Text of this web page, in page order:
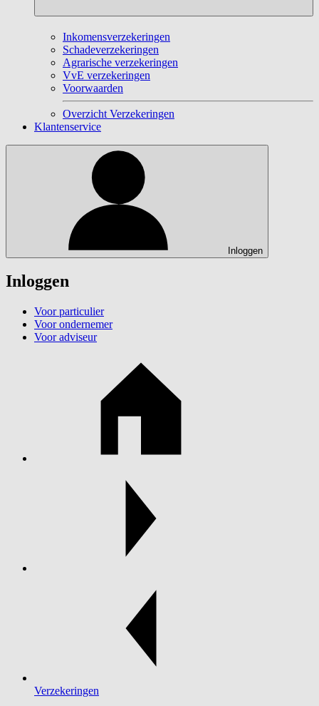
Inkomensverzekeringen
Schadeverzekeringen
Agrarische verzekeringen
VvE verzekeringen
Voorwaarden
Overzicht Verzekeringen
Klantenservice
Inloggen
Inloggen
Voor particulier
Voor ondernemer
Voor adviseur
Verzekeringen